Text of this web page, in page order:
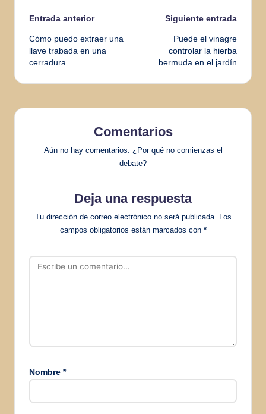
Navegación
de
entradas
Entrada anterior
Cómo puedo extraer una
llave trabada en una
cerradura
Siguiente entrada
Puede el vinagre
controlar la hierba
bermuda en el jardín
Comentarios
Aún no hay comentarios. ¿Por qué no comienzas el
debate?
Deja una respuesta
Tu dirección de correo electrónico no será publicada. Los
campos obligatorios están marcados con *
Nombre *